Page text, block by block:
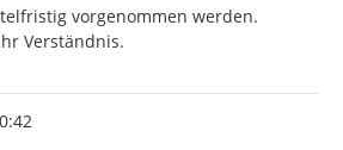
vorgenommen werden.
Verständnis.